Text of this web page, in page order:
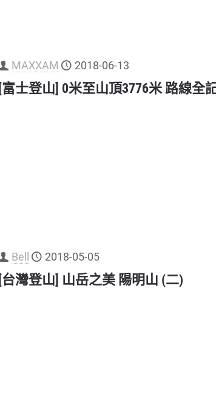
MAXXAM 2018-06-13
[富士登山] 0米至山頂3776米 路線全
Bell 2018-05-05
[台灣登山] 山岳之美 陽明山 (二)